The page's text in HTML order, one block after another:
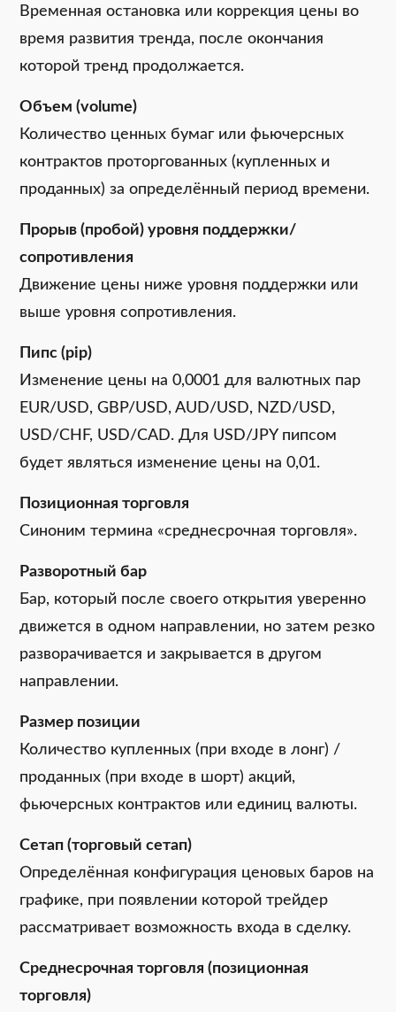
Временная остановка или коррекция цены во
время развития тренда, после окончания
которой тренд продолжается.
Объем (volume)
Количество ценных бумаг или фьючерсных
контрактов проторгованных (купленных и
проданных) за определённый период времени.
Прорыв (пробой) уровня поддержки/
сопротивления
Движение цены ниже уровня поддержки или
выше уровня сопротивления.
Пипс (pip)
Изменение цены на 0,0001 для валютных пар
EUR/USD, GBP/USD, AUD/USD, NZD/USD,
USD/CHF, USD/CAD. Для USD/JPY пипсом
будет являться изменение цены на 0,01.
Позиционная торговля
Синоним термина «среднесрочная торговля».
Разворотный бар
Бар, который после своего открытия уверенно
движется в одном направлении, но затем резко
разворачивается и закрывается в другом
направлении.
Размер позиции
Количество купленных (при входе в лонг) /
проданных (при входе в шорт) акций,
фьючерсных контрактов или единиц валюты.
Сетап (торговый сетап)
Определённая конфигурация ценовых баров на
графике, при появлении которой трейдер
рассматривает возможность входа в сделку.
Среднесрочная торговля (позиционная
торговля)